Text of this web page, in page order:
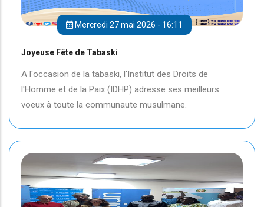
Mercredi 27 mai 2026 - 16:11
Joyeuse Fête de Tabaski
A l'occasion de la tabaski, l'Institut des Droits de
l'Homme et de la Paix (IDHP) adresse ses meilleurs
voeux à toute la communaute musulmane.